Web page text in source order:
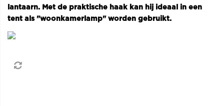
lantaarn. Met de praktische haak kan hij ideaal in een
tent als "woonkamerlamp" worden gebruikt.